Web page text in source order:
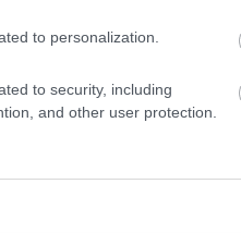
to personalization.
to security, including
and other user protection.
stafettseieren på VM i
bor i Oslo, og begge